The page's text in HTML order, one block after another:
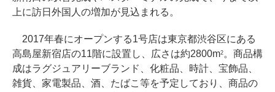
上に訪日外国人の増加が見込まれる。
2017年春にオープンする1号店は東京都渋谷区にある
高島屋新宿店の11階に設置し、広さは約2800m2。商品構
成はラグジュアリーブランド、化粧品、時計、宝飾品、
雑貨、家電製品、酒、たばこ等を予定しており、商品の